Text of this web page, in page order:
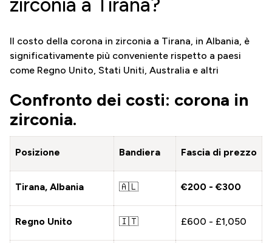
zirconia a Tirana?
Il costo della corona in zirconia a Tirana, in Albania, è
significativamente più conveniente rispetto a paesi
come Regno Unito, Stati Uniti, Australia e altri
Confronto dei costi: corona in
zirconia.
Posizione Bandiera Fascia di prezzo
Tirana, Albania 🇦🇱 €200 - €300
Regno Unito 🇮🇹 £600 - £1,050